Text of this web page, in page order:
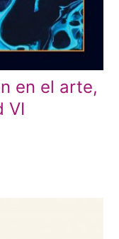
en el arte,
VI